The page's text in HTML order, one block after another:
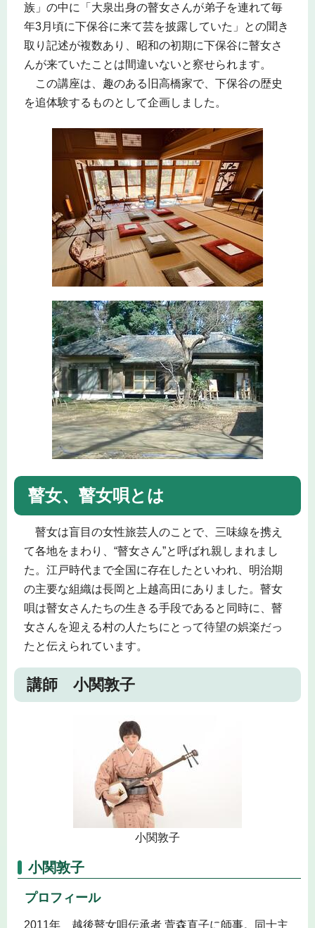
族」の中に「大泉出身の瞽女さんが弟子を連れて毎
年3月頃に下保谷に来て芸を披露していた」との聞き
取り記述が複数あり、昭和の初期に下保谷に瞽女さ
んが来ていたことは間違いないと察せられます。
この講座は、趣のある旧高橋家で、下保谷の歴史
を追体験するものとして企画しました。
瞽女、瞽女唄とは
瞽女は盲目の女性旅芸人のことで、三味線を携え
て各地をまわり、“瞽女さん”と呼ばれ親しまれまし
た。江戸時代まで全国に存在したといわれ、明治期
の主要な組織は長岡と上越高田にありました。瞽女
唄は瞽女さんたちの生きる手段であると同時に、瞽
女さんを迎える村の人たちにとって待望の娯楽だっ
たと伝えられています。
講師 小関敦子
小関敦子
小関敦子
プロフィール
2011年 越後瞽女唄伝承者 萱森直子に師事。同士主